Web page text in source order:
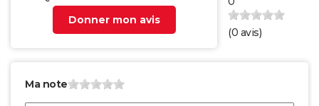
Donner mon avis
(0 avis)
Ma note